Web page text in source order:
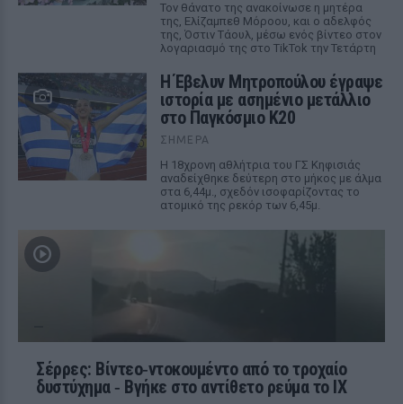
Τον θάνατο της ανακοίνωσε η μητέρα
της, Ελίζαμπεθ Μόροου, και ο αδελφός
της, Όστιν Τάουλ, μέσω ενός βίντεο στον
λογαριασμό της στο TikTok την Τετάρτη
Η Έβελυν Μητροπούλου έγραψε
ιστορία με ασημένιο μετάλλιο
στο Παγκόσμιο Κ20
ΣΉΜΕΡΑ
Η 18χρονη αθλήτρια του ΓΣ Κηφισιάς
αναδείχθηκε δεύτερη στο μήκος με άλμα
στα 6,44μ., σχεδόν ισοφαρίζοντας το
ατομικό της ρεκόρ των 6,45μ.
Σέρρες: Βίντεο‑ντοκουμέντο από το τροχαίο
δυστύχημα ‑ Βγήκε στο αντίθετο ρεύμα το ΙΧ